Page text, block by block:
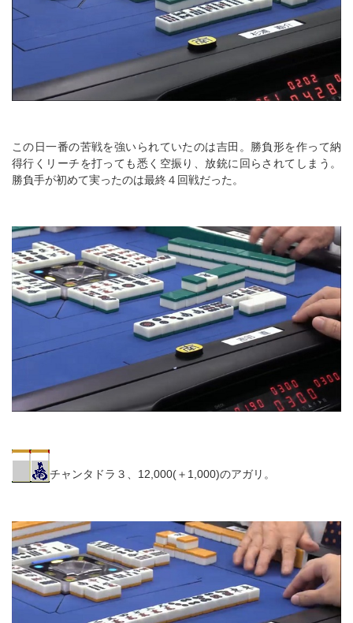
この日一番の苦戦を強いられていたのは吉田。勝負形を作って納
得行くリーチを打っても悉く空振り、放銃に回らされてしまう。
勝負手が初めて実ったのは最終４回戦だった。
チャンタドラ３、12,000(＋1,000)のアガリ。